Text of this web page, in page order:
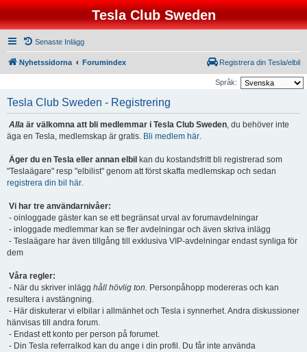
Tesla Club Sweden
Senaste Inlägg
Nyhetssidorna Forumindex Registrera din Tesla/elbil
Språk:
Tesla Club Sweden - Registrering
Alla är välkomna att bli medlemmar i Tesla Club Sweden, du behöver inte
äga en Tesla, medlemskap är gratis. Bli medlem här.
Äger du en Tesla eller annan elbil kan du kostandsfritt bli registrerad som
"Teslaägare" resp "elbilist" genom att först skaffa medlemskap och sedan
registrera din bil här.
Vi har tre användarnivåer:
- oinloggade gäster kan se ett begränsat urval av forumavdelningar
- inloggade medlemmar kan se fler avdelningar och även skriva inlägg
- Teslaägare har även tillgång till exklusiva VIP-avdelningar endast synliga för
dem
Våra regler:
- När du skriver inlägg håll hövlig ton. Personpåhopp modereras och kan
resultera i avstängning.
- Här diskuterar vi elbilar i allmänhet och Tesla i synnerhet. Andra diskussioner
hänvisas till andra forum.
- Endast ett konto per person på forumet.
- Din Tesla referralkod kan du ange i din profil. Du får inte använda